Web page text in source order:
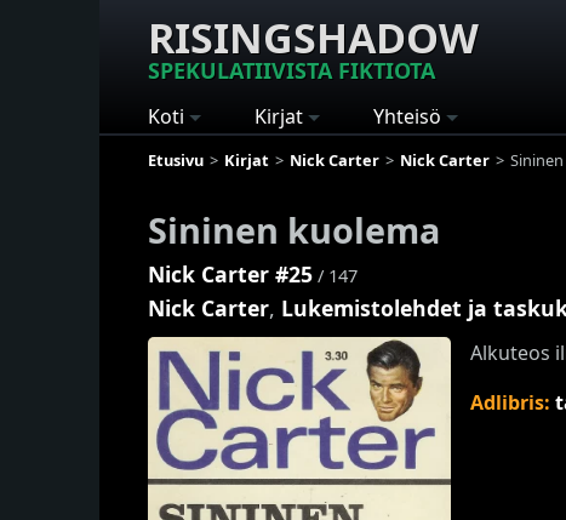
RISINGSHADOW
SPEKULATIIVISTA FIKTIOTA
Koti Kirjat Yhteisö
Etusivu Kirjat Nick Carter Nick Carter
Sininen kuolema
Nick Carter #25 / 147
Nick Carter, Lukemistolehdet ja
Alkuteos
Adlibris: